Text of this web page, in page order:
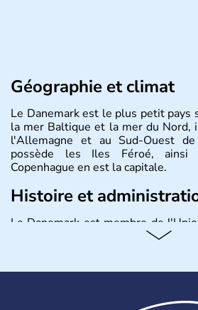
Géographie et climat
Le Danemark est le plus petit pays
la mer Baltique et la mer du Nord,
l'Allemagne et au Sud-Ouest
possède les Iles Féroé, ainsi
Copenhague en est la capitale.
Histoire et
Le Danemark est membre de
1973 et ses habitants s'appellent